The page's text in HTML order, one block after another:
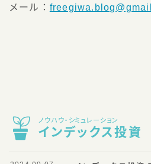
メール：
ノウハウ・シミュレーション
インデックス投資